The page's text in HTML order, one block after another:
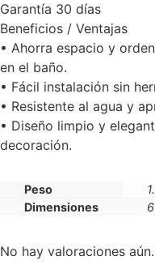
Garantía 30 días
Beneficios / Ventajas
• Ahorra espacio y
en el baño.
• Fácil instalación sin
• Resistente al agua y
• Diseño limpio y
decoración.
Peso
Dimensiones
No hay valoraciones aún.